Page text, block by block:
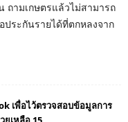
ถามเกษตรแล้วไม่สามารถ
ระกันรายได้ที่ตกหลงจาก
เพื่อไว้ตรวจสอบข้อมูลการ